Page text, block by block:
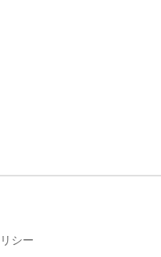
シー